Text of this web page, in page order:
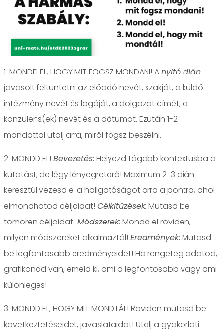
1. MONDD EL, HOGY MIT FOGSZ MONDANI! Anyitó dián
javasolt feltüntetni az előadó nevét, szakját, a küldő
intézmény nevét és logóját, a dolgozat címét, a
konzulens(ek) nevét és a dátumot. Ezután 1-2
mondattal utalj arra, miről fogsz beszélni.
2. MONDD EL! Bevezetés: Helyezd tágabb kontextusba a
kutatást, de légy lényegretörő! Maximum 2-3 dián
keresztül vezesd el a hallgatóságot arra a pontra, ahol
elmondhatod céljaidat! Célkitűzések: Mutasd be
tömören céljaidat! Módszerek: Mondd el röviden,
milyen módszereket alkalmaztál! Eredmények: Mutasd
be legfontosabb eredményeidet! Ha rengeteg adatod,
grafikonod van, emeld ki, ami a legfontosabb vagy ami
különleges!
3. MONDD EL, HOGY MIT MONDTÁL! Röviden mutasd be
következtetéseidet, javaslataidat! Utalj a gyakorlati